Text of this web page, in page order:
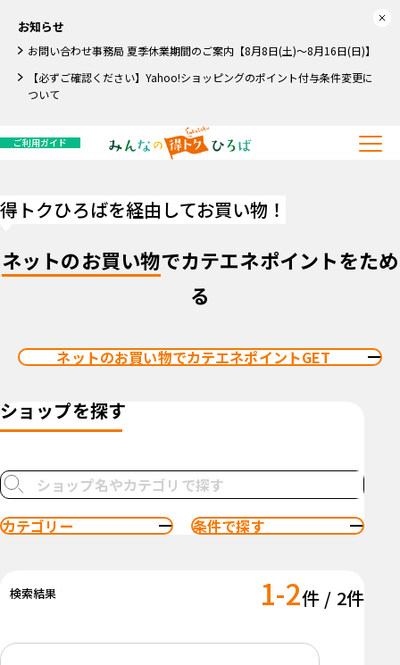
お知らせ
お問い合わせ事務局 夏季休業期間のご案内【8月8日(土)～8月16日(日)】
【必ずご確認ください】Yahoo!ショッピングのポイント付与条件変更に
ついて
ご利用ガイド
得トクひろばを経由してお買い物！
ネットのお買い物でカテエネポイントをため
る
ネットのお買い物でカテエネポイントGET
ショップを探す
カテゴリー 条件で探す
検索結果 1-2件 / 2件